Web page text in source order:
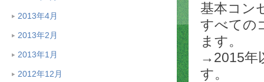
2013年4月
2013年2月
2013年1月
2012年12月
基本コン
すべての
ます。
→2015年
す。